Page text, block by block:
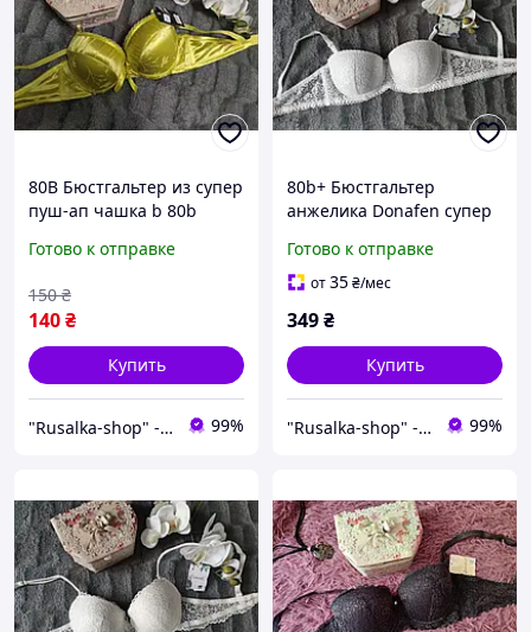
80В Бюстгальтер из супер
пуш-ап чашка b 80b
размер двойной пуш-ап
Готово к отправке
140₴
150 ₴
Купить
"Rusalka-shop" - інтернет магазин спідньої жіночої білизни 99%
80b+ Бюстгальтер
анжелика Donafen супер
усиленный push-up
лифчик кружевной 2
Готово к отправке
от35₴/мес
349₴
Купить
"Rusalka-shop" - інтернет магазин спідньої жіночої білизни 99%